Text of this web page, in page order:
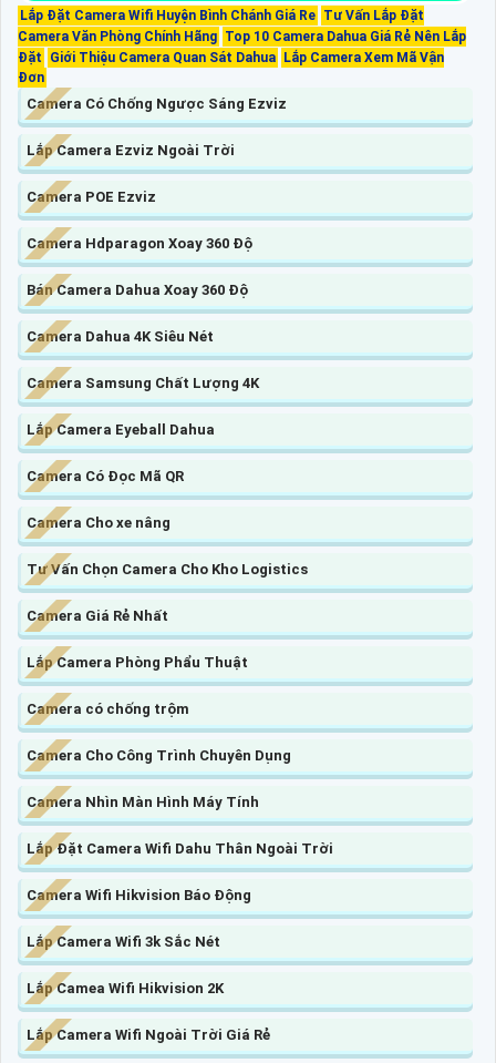
Lắp Đặt Camera Wifi Huyện Bình Chánh Giá Re Tư Vấn Lắp Đặt
Camera Văn Phòng Chính Hãng Top 10 Camera Dahua Giá Rẻ Nên Lắp
Đặt
Giới Thiệu Camera Quan Sát Dahua Lắp Camera Xem Mã Vận
Đơn
Camera Có Chống Ngược Sáng Ezviz
Lắp Camera Ezviz Ngoài Trời
Camera POE Ezviz
Camera Hdparagon Xoay 360 Độ
Bán Camera Dahua Xoay 360 Độ
Camera Dahua 4K Siêu Nét
Camera Samsung Chất Lượng 4K
Lắp Camera Eyeball Dahua
Camera Có Đọc Mã QR
Camera Cho xe nâng
Tư Vấn Chọn Camera Cho Kho Logistics
Camera Giá Rẻ Nhất
Lắp Camera Phòng Phẩu Thuật
Camera có chống trộm
Camera Cho Công Trình Chuyên Dụng
Camera Nhìn Màn Hình Máy Tính
Lắp Đặt Camera Wifi Dahu Thân Ngoài Trời
Camera Wifi Hikvision Báo Động
Lắp Camera Wifi 3k Sắc Nét
Lắp Camea Wifi Hikvision 2K
Lắp Camera Wifi Ngoài Trời Giá Rẻ